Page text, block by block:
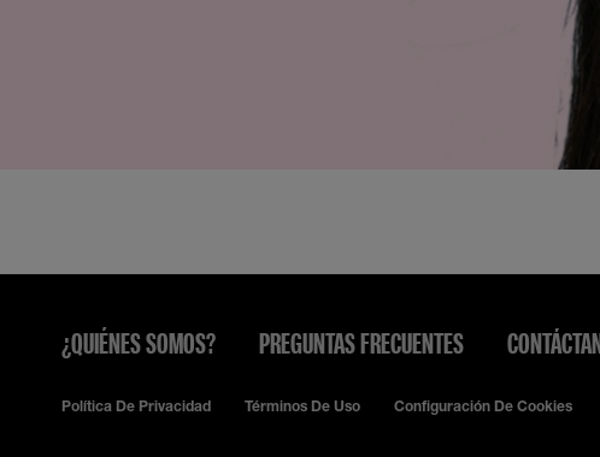
¿QUIÉNES SOMOS? PREGUNTAS FRECUENTES
Política De Privacidad Términos De Uso Configuración De Cookies